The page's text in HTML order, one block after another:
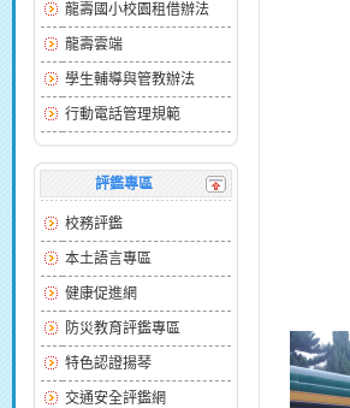
龍壽國小校園租借辦法
龍壽雲端
學生輔導與管教辦法
行動電話管理規範
評鑑專區
校務評鑑
本土語言專區
健康促進網
防災教育評鑑專區
特色認證揚琴
交通安全評鑑網